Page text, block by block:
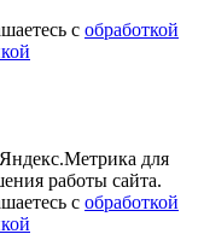
с обработкой
для
работы сайта.
с обработкой